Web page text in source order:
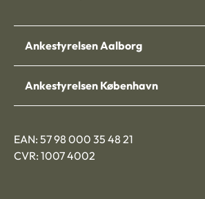
Ankestyrelsen Aalborg
Ankestyrelsen København
EAN: 57 98 000 35 48 21
CVR: 1007 4002